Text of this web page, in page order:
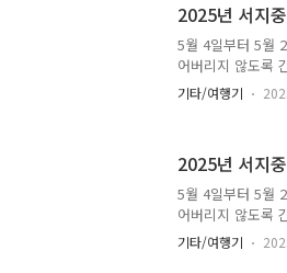
향했습니다. 피카
로나 시에 기증한
명한 작품은 별로
렸을 때도 그림을..
2025년 서지
5월 4일부터 5월
어버리지 않도록
여행이나 자유여
17일, 14일차입
시카섬과 사르디
했습니다. 식사하
아를 관람했습니
찍 갔습니..
기타/여행기
2025년 서지
5월 4일부터 5월
어버리지 않도록
여행이나 자유여
이나폴리사진 촬
기타/여행기